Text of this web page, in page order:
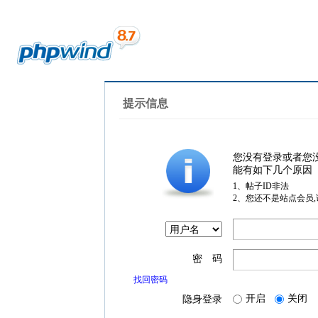
提示信息
您没有登录或者您
能有如下几个原因
1、帖子ID非法
2、您还不是站点会员
密 码
找回密码
隐身登录 开启 关闭